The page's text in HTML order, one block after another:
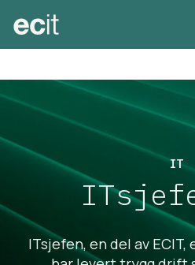
IT
ITsjefen, en del av ECIT,